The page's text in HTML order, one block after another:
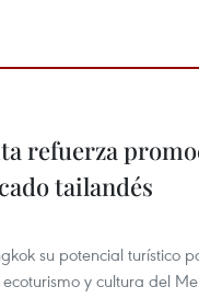
refuerza
tailandés
su potencial turístico
y cultura del